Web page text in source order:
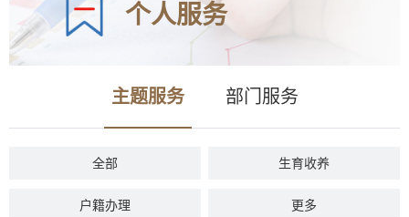
个人服务
主题服务 部门服务
全部 生育收养
户籍办理 民族宗教
更多